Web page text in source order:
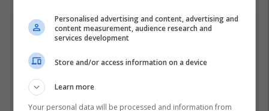
Top 5
Rama: Shtëpia në "Rrugën
22/07/2026
Personalised advertising and content, advertising and
content measurement, audience research and
services development
Store and/or access information on a device
Learn more
Your personal data will be processed and information from